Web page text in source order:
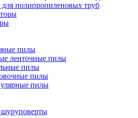
полипропиленовых труб
пилы
ленточные пилы
пилы
пилы
пилы